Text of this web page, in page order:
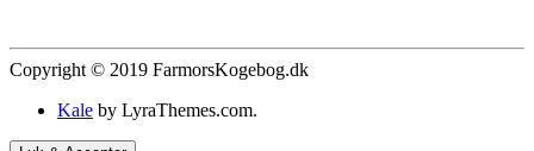
Copyright © 2019 FarmorsKogebog.dk
Kale by LyraThemes.com.